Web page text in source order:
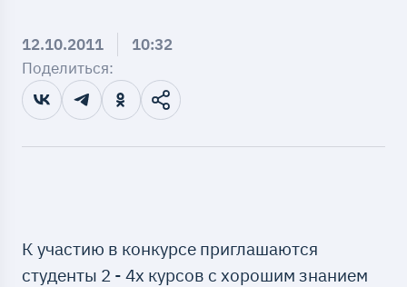
12.10.2011
10:32
Поделиться:
К участию в конкурсе приглашаются
студенты 2 - 4х курсов с хорошим знанием